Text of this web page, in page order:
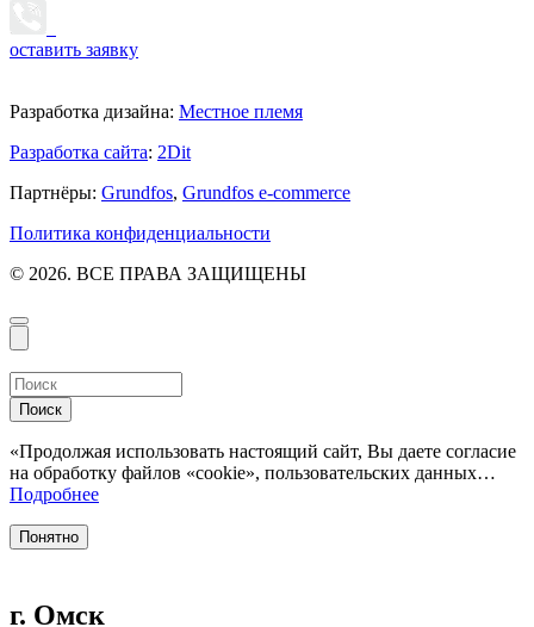
оставить заявку
Разработка дизайна: Местное племя
Разработка сайта: 2Dit
Партнёры: Grundfos, Grundfos e-commerce
Политика конфиденциальности
© 2026. ВСЕ ПРАВА ЗАЩИЩЕНЫ
Поиск
«Продолжая использовать настоящий сайт, Вы даете согласие
на обработку файлов «cookie», пользовательских данных…
Подробнее
Понятно
г. Омск